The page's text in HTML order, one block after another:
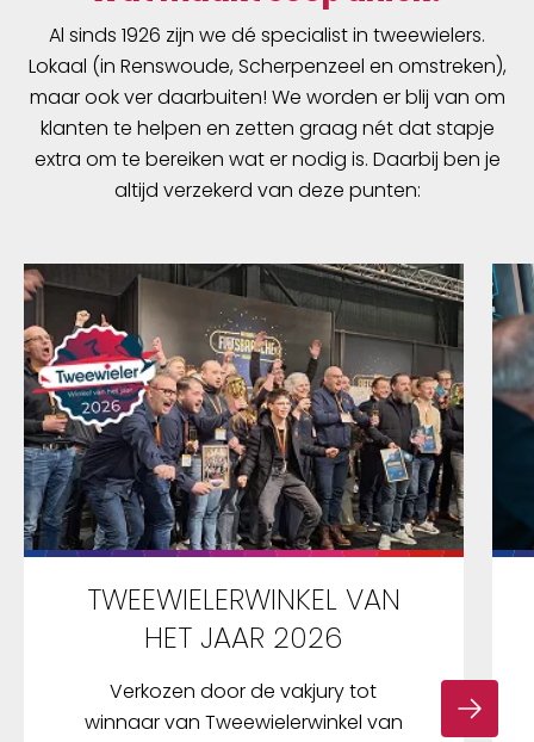
Al sinds 1926 zijn we dé specialist in tweewielers.
Lokaal (in Renswoude, Scherpenzeel en omstreken),
maar ook ver daarbuiten! We worden er blij van om
klanten te helpen en zetten graag nét dat stapje
extra om te bereiken wat er nodig is. Daarbij ben je
altijd verzekerd van deze punten:
TWEEWIELERWINKEL VAN
HET JAAR 2026
Verkozen door de vakjury tot
winnaar van Tweewielerwinkel van